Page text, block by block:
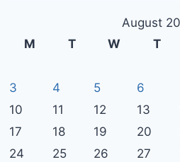
August
M
T W T
3
4 5 6
10
11 12 13
17
18 19 20
24
25 26 27